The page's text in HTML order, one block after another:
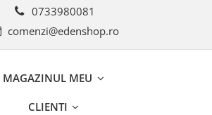
0733980081
comenzi@edenshop.ro
MAGAZINUL MEU
CLIENTI